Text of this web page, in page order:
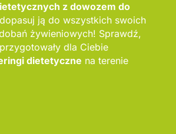
z dowozem do
ją do wszystkich swoich
żywieniowych! Sprawdź,
dla Ciebie
dietetyczne na terenie